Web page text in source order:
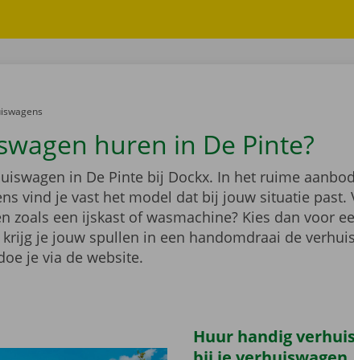
huren in De Pinte?
in De Pinte bij Dockx. In het ruime aanbod
vind je vast het model dat bij jouw situatie past.
zoals een ijskast of wasmachine? Kies dan voor
krijg je jouw spullen in een handomdraai de
je via de website.
Huur handig